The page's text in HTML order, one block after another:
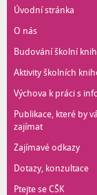
Úvodní stránka
O nás
Budování školní
Aktivity školních
Výchova k práci s
Publikace, které by
zajímat
Zajímavé odkazy
Dotazy, konzultace
Ptejte se CŠK